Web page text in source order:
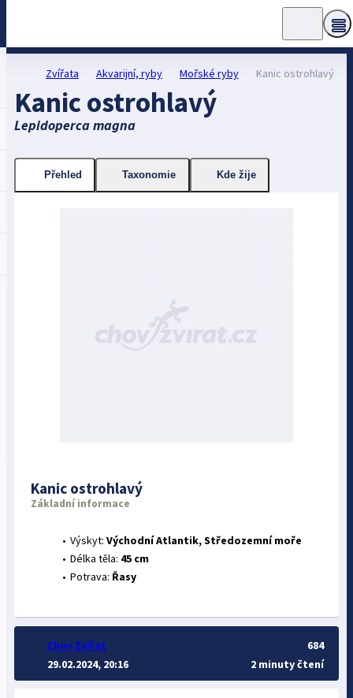
Zvířata Akvarijní, ryby Mořské ryby Kanic ostrohlavý
Kanic ostrohlavý
Lepidoperca magna
Přehled Taxonomie Kde žije
Kanic ostrohlavý
Základní informace
Výskyt: Východní Atlantik, Středozemní moře
Délka těla: 45 cm
Potrava: Řasy
Chov Zvířat
29.02.2024, 20:16
684
2 minuty čtení